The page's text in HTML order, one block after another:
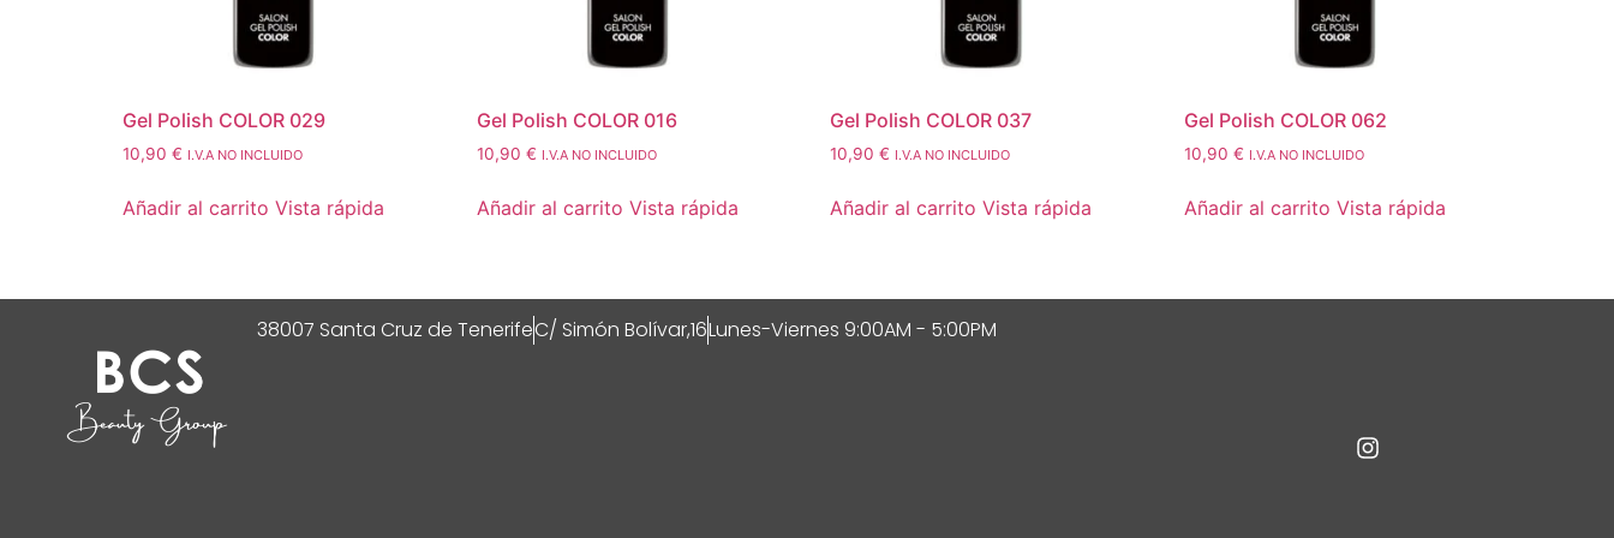
Gel Polish COLOR 029
10,90 € I.V.A NO INCLUIDO
Añadir al carrito Vista rápida
Gel Polish COLOR 016
10,90 € I.V.A NO INCLUIDO
Añadir al carrito Vista rápida
Gel Polish COLOR 037
10,90€ I.V.A NO INCLUIDO
Añadir al carrito Vista rápida
Gel Polish COLOR 062
10,90€ I.V.A NO INCLUIDO
Añadir al carrito Vista rápida
38007 Santa Cruz de TenerifeC/ Simón Bolívar,16Lunes-Viernes 9:00AM - 5:00PM